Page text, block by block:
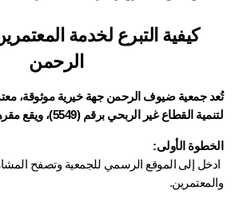
الرحمن
القطاع غير الربحي برقم (5549)، ويقع مقرها في مكة المكرمة.
الأولى:
الموقع الرسمي للجمعية وتصفح المشاريع
.